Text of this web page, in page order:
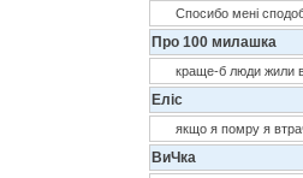
Спосибо мені
Про 100 милашка
краще-б люди жили
Еліс
якщо я помру я
ВиЧка